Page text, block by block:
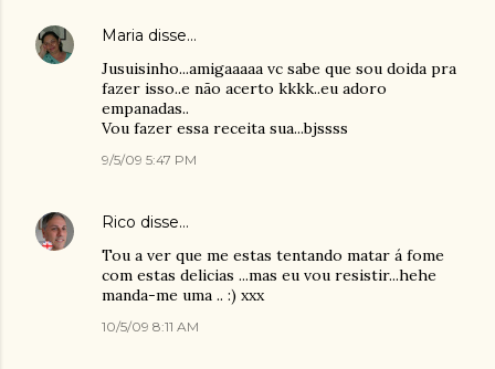
Maria disse…
Jusuisinho...amigaaaaa vc sabe que sou doida pra
fazer isso..e não acerto kkkk..eu adoro
empanadas..
Vou fazer essa receita sua...bjssss
9/5/09 5:47 PM
Rico disse…
Tou a ver que me estas tentando matar á fome
com estas delicias ...mas eu vou resistir...hehe
manda-me uma .. :) xxx
10/5/09 8:11 AM